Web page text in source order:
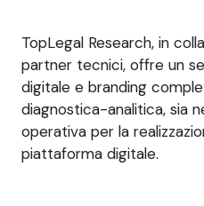
TopLegal Research, in
partner tecnici, offre un
digitale e branding
diagnostica-analitica, sia
operativa per la
piattaforma digitale.